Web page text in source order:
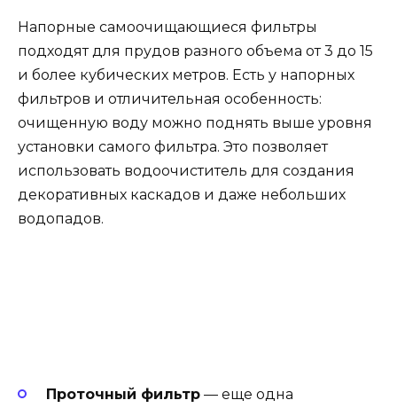
Напорные самоочищающиеся фильтры
подходят для прудов разного объема от 3 до 15
и более кубических метров. Есть у напорных
фильтров и отличительная особенность:
очищенную воду можно поднять выше уровня
установки самого фильтра. Это позволяет
использовать водоочиститель для создания
декоративных каскадов и даже небольших
водопадов.
Проточный фильтр — еще одна